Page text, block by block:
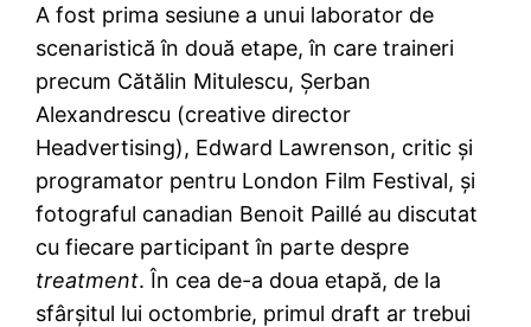
A fost prima sesiune a unui laborator de
scenaristică în două etape, în care traineri
precum Cătălin Mitulescu, Şerban
Alexandrescu (creative director
Headvertising), Edward Lawrenson, critic şi
programator pentru London Film Festival, şi
fotograful canadian Benoit Paillé au discutat
cu fiecare participant în parte despre
treatment. În cea de-a doua etapă, de la
sfârşitul lui octombrie, primul draft ar trebui